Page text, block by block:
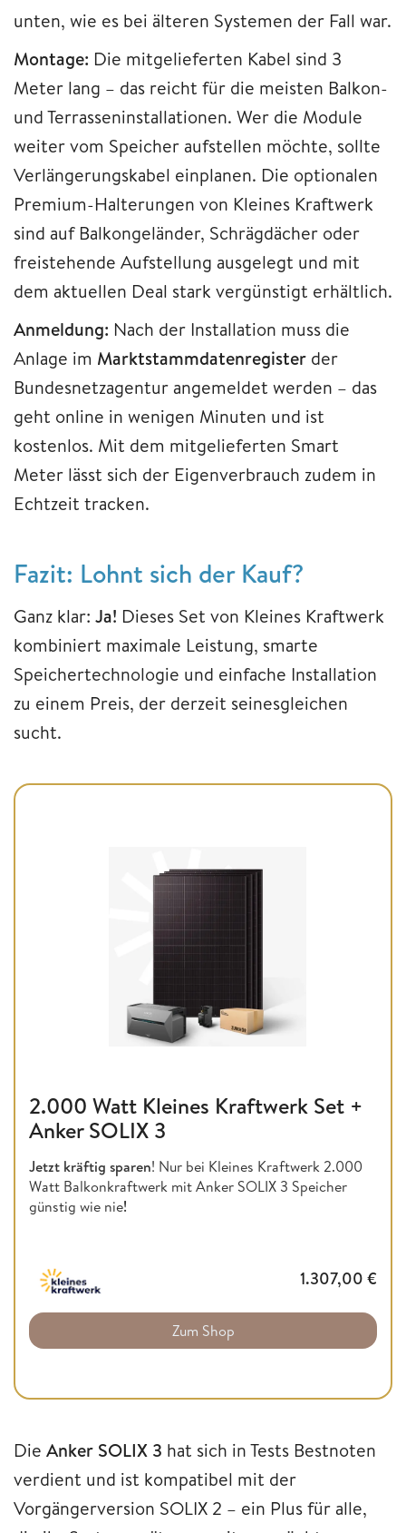
unten, wie es bei älteren Systemen der Fall war.
Montage: Die mitgelieferten Kabel sind 3
Meter lang – das reicht für die meisten Balkon-
und Terrasseninstallationen. Wer die Module
weiter vom Speicher aufstellen möchte, sollte
Verlängerungskabel einplanen. Die optionalen
Premium-Halterungen von Kleines Kraftwerk
sind auf Balkongeländer, Schrägdächer oder
freistehende Aufstellung ausgelegt und mit
dem aktuellen Deal stark vergünstigt erhältlich.
Anmeldung: Nach der Installation muss die
Anlage im Marktstammdatenregister der
Bundesnetzagentur angemeldet werden – das
geht online in wenigen Minuten und ist
kostenlos. Mit dem mitgelieferten Smart
Meter lässt sich der Eigenverbrauch zudem in
Echtzeit tracken.
Fazit: Lohnt sich der Kauf?
Ganz klar: Ja! Dieses Set von Kleines Kraftwerk
kombiniert maximale Leistung, smarte
Speichertechnologie und einfache Installation
zu einem Preis, der derzeit seinesgleichen
sucht.
2.000 Watt Kleines Kraftwerk Set +
Anker SOLIX 3
Jetzt kräftig sparen! Nur bei Kleines Kraftwerk 2.000
Watt Balkonkraftwerk mit Anker SOLIX 3 Speicher
günstig wie nie!
1.307,00 €
Zum Shop
Die Anker SOLIX 3 hat sich in Tests Bestnoten
verdient und ist kompatibel mit der
Vorgängerversion SOLIX 2 – ein Plus für alle,